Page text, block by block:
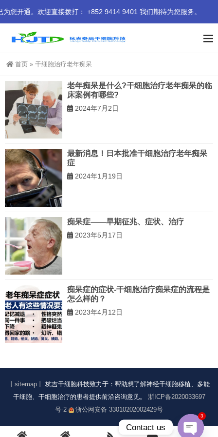
您开通。欢迎直接拨打： +852 9414 9401 我们期待为您服务。
首页 » 干细胞治疗老年痴呆
老年痴呆是什么?干细胞治疗老年痴呆的临
床案例有哪些?
2024年7月2日
最新消息！日本批准干细胞治疗老年痴呆
症
2024年1月19日
痴呆症——早期征兆、症状、治疗
2023年5月17日
痴呆症的症状-干细胞治疗痴呆症的流程是
怎么样的？
2023年4月12日
丨sitemap丨
杭吉干细胞科技致力于：帮助想了解神经干细胞移植、多能
干细胞、干细胞治疗的患者提供前沿咨询意见。 浙ICP备2020033697
号-2
浙公网安备 33010202002429号
Contact us
3